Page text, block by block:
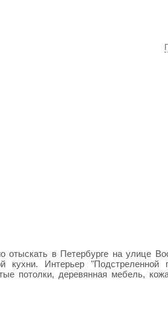
в Петербурге на улице
кухни. Интерьер
потолки, деревянная мебель,